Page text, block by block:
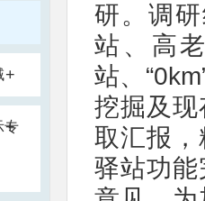
+
专
+
研。调
站、高
站、
挖掘及
取汇报
驿站功